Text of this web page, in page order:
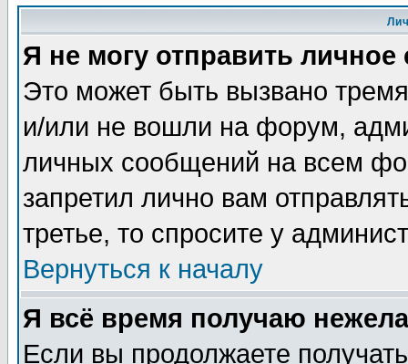
Я не могу отправить
Это может быть вызвано
и/или не вошли на форум,
личных сообщений на всем
запретил лично вам
третье, то спросите у
Вернуться к началу
Я всё время получаю
Если вы продолжаете